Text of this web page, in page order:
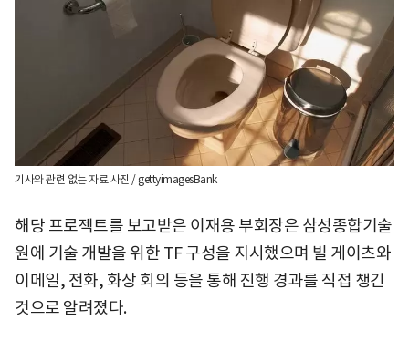
기사와 관련 없는 자료 사진 / gettyimagesBank
해당 프로젝트를 보고받은 이재용 부회장은 삼성종합기술
원에 기술 개발을 위한 TF 구성을 지시했으며 빌 게이츠와
이메일, 전화, 화상 회의 등을 통해 진행 경과를 직접 챙긴
것으로 알려졌다.